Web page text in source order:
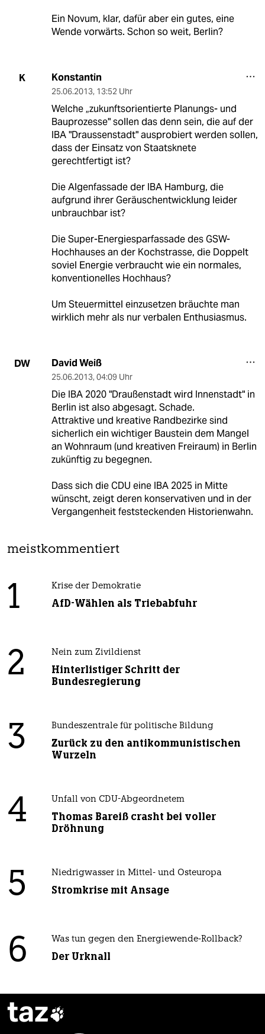
Ein Novum, klar, dafür aber ein gutes, eine
Wende vorwärts. Schon so weit, Berlin?
K Konstantin
25.06.2013, 13:52 Uhr
Welche „zukunftsorientierte Planungs- und
Bauprozesse" sollen das denn sein, die auf der
IBA "Draussenstadt" ausprobiert werden sollen,
dass der Einsatz von Staatsknete
gerechtfertigt ist?
Die Algenfassade der IBA Hamburg, die
aufgrund ihrer Geräuschentwicklung leider
unbrauchbar ist?
Die Super-Energiesparfassade des GSW-
Hochhauses an der Kochstrasse, die Doppelt
soviel Energie verbraucht wie ein normales,
konventionelles Hochhaus?
Um Steuermittel einzusetzen bräuchte man
wirklich mehr als nur verbalen Enthusiasmus.
DW David Weiß
25.06.2013, 04:09 Uhr
Die IBA 2020 "Draußenstadt wird Innenstadt" in
Berlin ist also abgesagt. Schade.
Attraktive und kreative Randbezirke sind
sicherlich ein wichtiger Baustein dem Mangel
an Wohnraum (und kreativen Freiraum) in Berlin
zukünftig zu begegnen.
Dass sich die CDU eine IBA 2025 in Mitte
wünscht, zeigt deren konservativen und in der
Vergangenheit feststeckenden Historienwahn.
meistkommentiert
1 Krise der Demokratie
AfD-Wählen als Triebabfuhr
2 Nein zum Zivildienst
Hinterlistiger Schritt der
Bundesregierung
3 Bundeszentrale für politische Bildung
Zurück zu den antikommunistischen
Wurzeln
4 Unfall von CDU-Abgeordnetem
Thomas Bareiß crasht bei voller
Dröhnung
5 Niedrigwasser in Mittel- und Osteuropa
Stromkrise mit Ansage
6 Was tun gegen den Energiewende-Rollback?
Der Urknall
taz